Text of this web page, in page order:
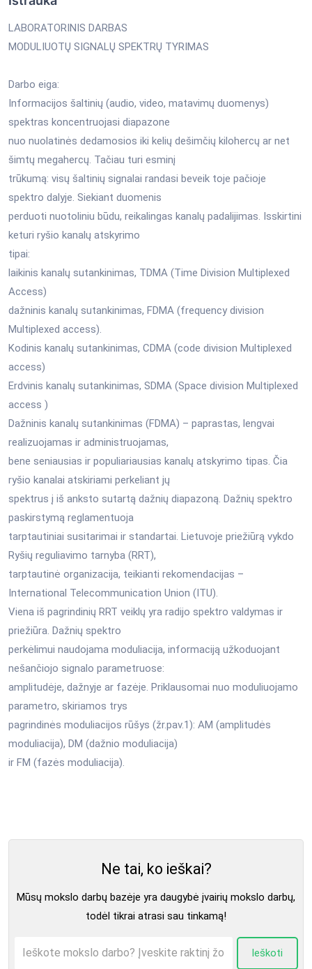
LABORATORINIS DARBAS
MODULIUOTŲ SIGNALŲ SPEKTRŲ TYRIMAS
Darbo eiga:
Informacijos šaltinių (audio, video, matavimų duomenys)
spektras koncentruojasi diapazone
nuo nuolatinės dedamosios iki kelių dešimčių kilohercų ar net
šimtų megahercų. Tačiau turi esminį
trūkumą: visų šaltinių signalai randasi beveik toje pačioje
spektro dalyje. Siekiant duomenis
perduoti nuotoliniu būdu, reikalingas kanalų padalijimas. Isskirtini
keturi ryšio kanalų atskyrimo
tipai:
laikinis kanalų sutankinimas, TDMA (Time Division Multiplexed
Access)
dažninis kanalų sutankinimas, FDMA (frequency division
Multiplexed access).
Kodinis kanalų sutankinimas, CDMA (code division Multiplexed
access)
Erdvinis kanalų sutankinimas, SDMA (Space division Multiplexed
access )
Dažninis kanalų sutankinimas (FDMA) – paprastas, lengvai
realizuojamas ir administruojamas,
bene seniausias ir populiariausias kanalų atskyrimo tipas. Čia
ryšio kanalai atskiriami perkeliant jų
spektrus į iš anksto sutartą dažnių diapazoną. Dažnių spektro
paskirstymą reglamentuoja
tarptautiniai susitarimai ir standartai. Lietuvoje priežiūrą vykdo
Ryšių reguliavimo tarnyba (RRT),
tarptautinė organizacija, teikianti rekomendacijas –
International Telecommunication Union (ITU).
Viena iš pagrindinių RRT veiklų yra radijo spektro valdymas ir
priežiūra. Dažnių spektro
perkėlimui naudojama moduliacija, informaciją užkoduojant
nešančiojo signalo parametruose:
amplitudėje, dažnyje ar fazėje. Priklausomai nuo moduliuojamo
parametro, skiriamos trys
pagrindinės moduliacijos rūšys (žr.pav.1): AM (amplitudės
moduliacija), DM (dažnio moduliacija)
ir FM (fazės moduliacija).
Ne tai, ko ieškai?
Mūsų mokslo darbų bazėje yra daugybė įvairių mokslo darbų,
todėl tikrai atrasi sau tinkamą!
Ieškoti